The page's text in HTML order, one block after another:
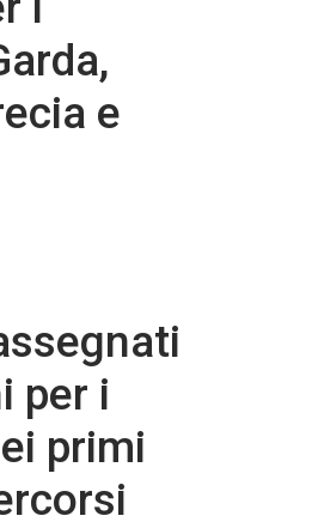
e
per i
primi